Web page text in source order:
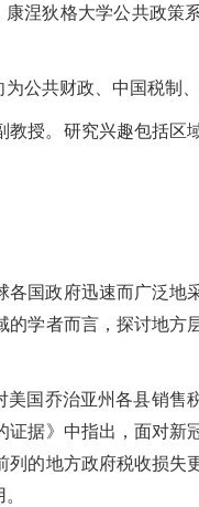
涅狄格大学公共政策
公共财政、中国税制
授。研究兴趣包括区
国政府迅速而广泛地
学者而言，探讨地方
国乔治亚州各县销售
据》中指出，面对新
的地方政府税收损失